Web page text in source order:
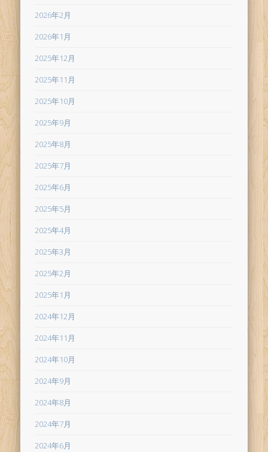
2026年2月
2026年1月
2025年12月
2025年11月
2025年10月
2025年9月
2025年8月
2025年7月
2025年6月
2025年5月
2025年4月
2025年3月
2025年2月
2025年1月
2024年12月
2024年11月
2024年10月
2024年9月
2024年8月
2024年7月
2024年6月